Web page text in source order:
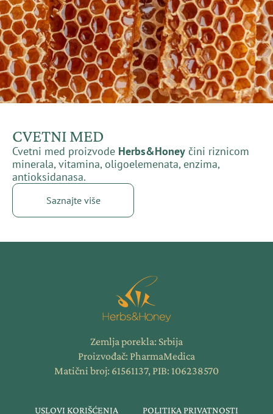
CVETNI MED
Cvetni med proizvode Herbs&Honey čini riznicom
minerala, vitamina, oligoelemenata, enzima,
antioksidanasa.
Saznajte više
Zemlja porekla: Srbija
Proizvođač: PharmaMedica
Matični broj: 61561137, PIB: 106238570
USLOVI KORIŠĆENJA POLITIKA PRIVATNOSTI